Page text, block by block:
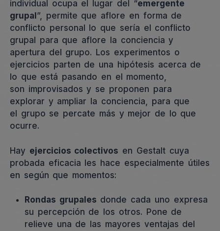
individual ocupa el lugar del “emergente
grupal ”, permite que aflore en forma de
conflicto personal lo que sería el conflicto
grupal para que aflore la conciencia y
apertura del grupo. Los experimentos o
ejercicios parten de una hipótesis acerca de
lo que está pasando en el momento,
son improvisados y se proponen para
explorar y ampliar la conciencia, para que
el grupo se percate más y mejor de lo que
ocurre.
Hay ejercicios colectivos en Gestalt cuya
probada eficacia les hace especialmente útiles
en según que momentos:
Rondas grupales donde cada uno expresa
su percepción de los otros. Pone de
relieve una de las mayores ventajas del